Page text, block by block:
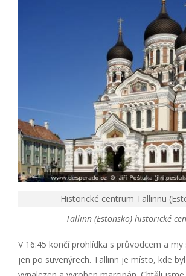
Historické centrum Tallinnu
Tallinn (Estonsko) historické
V 16:45 končí prohlídka s průvodcem a my
jen po suvenýrech. Tallinn je místo, kde